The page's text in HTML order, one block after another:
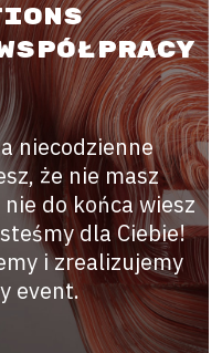
niecodzienne
że nie masz
do końca wiesz
dla Ciebie!
i zrealizujemy
event.